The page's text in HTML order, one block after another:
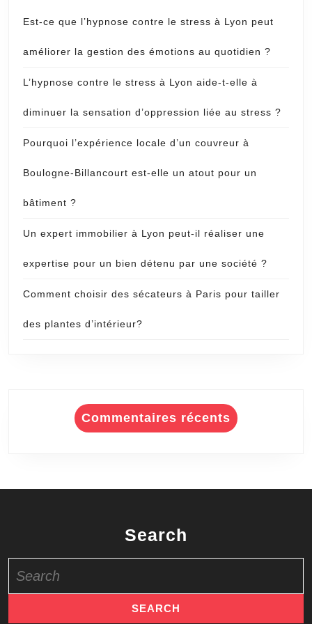
Est-ce que l’hypnose contre le stress à Lyon peut
améliorer la gestion des émotions au quotidien ?
L’hypnose contre le stress à Lyon aide-t-elle à
diminuer la sensation d’oppression liée au stress ?
Pourquoi l’expérience locale d’un couvreur à
Boulogne-Billancourt est-elle un atout pour un
bâtiment ?
Un expert immobilier à Lyon peut-il réaliser une
expertise pour un bien détenu par une société ?
Comment choisir des sécateurs à Paris pour tailler
des plantes d’intérieur?
Commentaires récents
Search
for: